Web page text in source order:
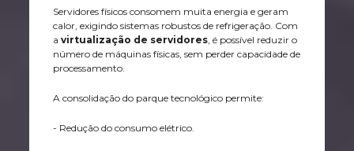
Servidores físicos consomem muita energia e geram
calor, exigindo sistemas robustos de refrigeração. Com
a virtualização de servidores, é possível reduzir o
número de máquinas físicas, sem perder capacidade de
processamento.
A consolidação do parque tecnológico permite:
- Redução do consumo elétrico.